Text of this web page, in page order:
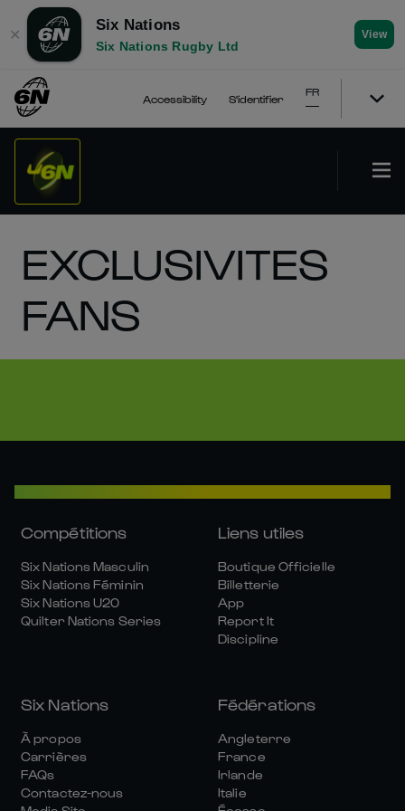
✕
Six Nations
Six Nations Rugby Ltd
View
Accessibility S'identifier
FR
EXCLUSIVITES
FANS
Compétitions
Six Nations Masculin
Six Nations Féminin
Six Nations U20
Quilter Nations Series
Liens utiles
Boutique Officielle
Billetterie
App
Report It
Discipline
Six Nations
À propos
Carrières
FAQs
Contactez-nous
Fédérations
Angleterre
France
Irlande
Italie